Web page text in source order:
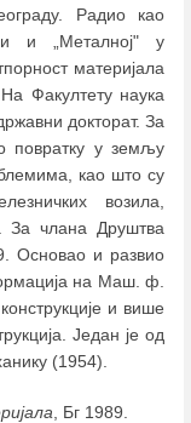
Радио као
и „Металној" у
материјала
Факултету наука
докторат. За
повратку у земљу
као што су
возила,
За члана Друштва
Основао и развио
на Маш. ф.
и више
Један је од
(1954).
, Бг 1989.